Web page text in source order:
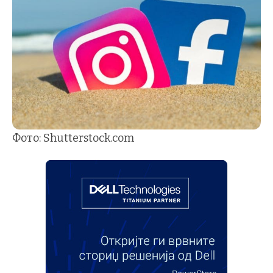
Фото: Shutterstock.com